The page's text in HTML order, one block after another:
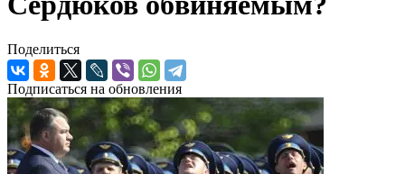
Поделиться
Подписаться на обновления